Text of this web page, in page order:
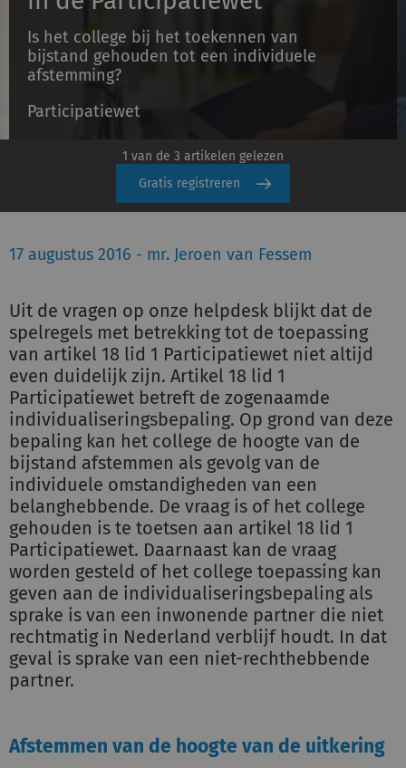
Inloggen
Is het college bij het toekennen van
bijstand gehouden tot een individuele
afstemming?
Participatiewet
1 van de 3 artikelen gelezen
Gratis registreren
17 augustus 2016 - mr. Jeroen van Fessem
Uit de vragen op onze helpdesk blijkt dat de
spelregels met betrekking tot de toepassing
van artikel 18 lid 1 Participatiewet niet altijd
even duidelijk zijn. Artikel 18 lid 1
Participatiewet betreft de zogenaamde
individualiseringsbepaling. Op grond van deze
bepaling kan het college de hoogte van de
bijstand afstemmen als gevolg van de
individuele omstandigheden van een
belanghebbende. De vraag is of het college
gehouden is te toetsen aan artikel 18 lid 1
Participatiewet. Daarnaast kan de vraag
worden gesteld of het college toepassing kan
geven aan de individualiseringsbepaling als
sprake is van een inwonende partner die niet
rechtmatig in Nederland verblijf houdt. In dat
geval is sprake van een niet-rechthebbende
partner.
Afstemmen van de hoogte van de uitkering